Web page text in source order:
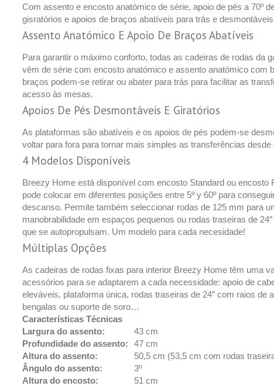
Com assento e encosto anatómico de série, apoio de pés a 70º
gisratórios e apoios de braços abatíveis para trás e
Assento Anatómico E Apoio De Braços Abatíveis
Para garantir o máximo conforto, todas as cadeiras de rodas da
vêm de série com encosto anatómico e assento anatómico com
braços podem-se retirar ou abater para trás para facilitar as
acesso às mesas.
Apoios De Pés Desmontáveis E Giratórios
As plataformas são abatíveis e os apoios de pés podem-se
voltar para fora para tornar mais simples as transferências desde
4 Modelos Disponíveis
Breezy Home está disponível com encosto Standard ou encosto
pode colocar em diferentes posições entre 5º y 60º para
descanso. Permite também seleccionar rodas de 125 mm para
manobrabilidade em espaços pequenos ou rodas traseiras de
que se autopropulsam. Um modelo para cada necesidade!
Múltiplas Opções
As cadeiras de rodas fixas para interior Breezy Home têm uma
acessórios para se adaptarem a cada necessidade: apoio de
eleváveis, plataforma única, rodas traseiras de 24″ com raios de
bengalas ou suporte de soro…
Características Técnicas
Largura do assento:
43 cm
Profundidade do assento:
47 cm
Altura do assento:
50,5 cm (53,5 cm com rodas
Ângulo do assento:
3º
Altura do encosto:
51 cm